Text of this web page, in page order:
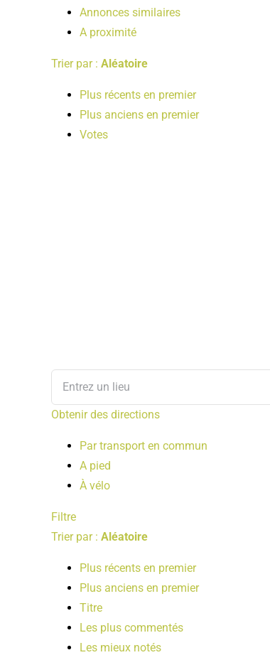
Annonces similaires
A proximité
Trier par : Aléatoire
Plus récents en premier
Plus anciens en premier
Votes
Obtenir des directions
Par transport en commun
A pied
À vélo
Filtre
Trier par : Aléatoire
Plus récents en premier
Plus anciens en premier
Titre
Les plus commentés
Les mieux notés